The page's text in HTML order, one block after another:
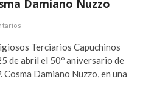
Damiano Nuzzo
Terciarios Capuchinos
de abril el 50º aniversario de
Damiano Nuzzo, en una